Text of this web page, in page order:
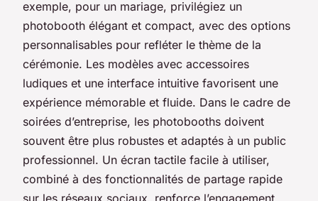
exemple, pour un mariage, privilégiez un
photobooth élégant et compact, avec des options
personnalisables pour refléter le thème de la
cérémonie. Les modèles avec accessoires
ludiques et une interface intuitive favorisent une
expérience mémorable et fluide. Dans le cadre de
soirées d’entreprise, les photobooths doivent
souvent être plus robustes et adaptés à un public
professionnel. Un écran tactile facile à utiliser,
combiné à des fonctionnalités de partage rapide